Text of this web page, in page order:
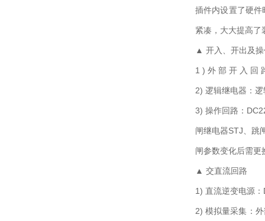
插件内设置了硬
紧凑，大大提高了
▲ 开入、开出及
1 ) 外 部 开 入 回
2) 逻辑继电器：
3) 操作回路：
闸继电器STJ、跳
闸参数变化后需更
▲ 交直流回路
1) 直流逆变电源
2) 模拟量采集：